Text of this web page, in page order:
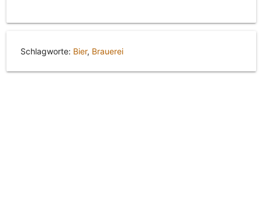
Schlagworte: Bier, Brauerei